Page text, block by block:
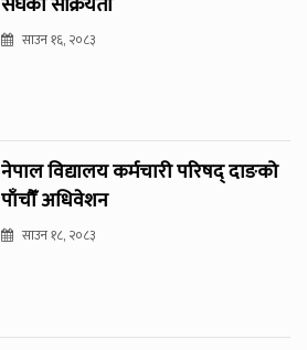
साउन १६, २०८३
नेपाल विद्यालय कर्मचारी परिषद् दाङको
पाँचौँ अधिवेशन
साउन १८, २०८३